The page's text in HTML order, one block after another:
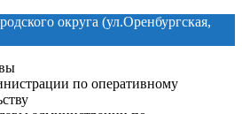
округа (ул.Оренбургская,
по оперативному